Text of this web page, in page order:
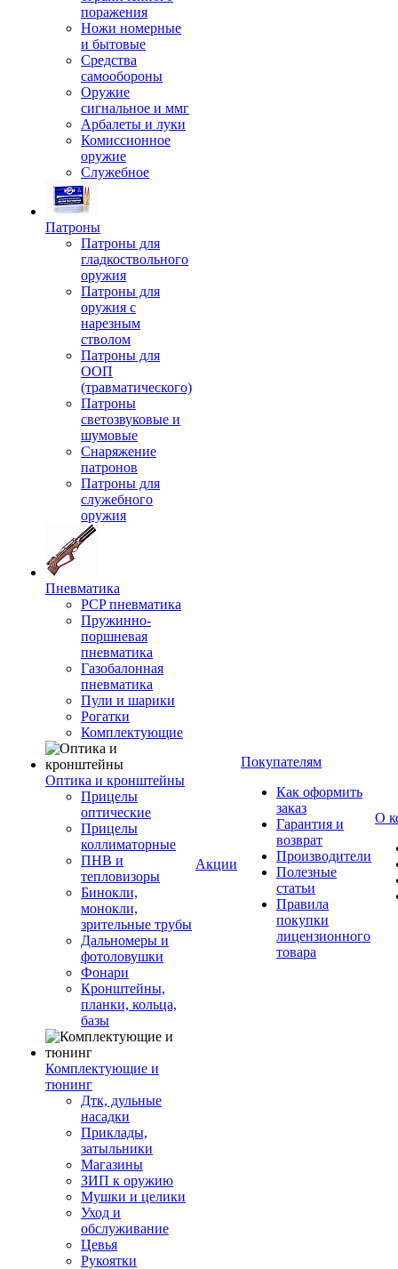
поражения
Ножи номерные
и бытовые
Средства
самообороны
Оружие
сигнальное и ммг
Арбалеты и луки
Комиссионное
оружие
Служебное
Патроны
Патроны для
гладкоствольного
оружия
Патроны для
оружия с
нарезным
стволом
Патроны для
ООП
(травматического)
Патроны
светозвуковые и
шумовые
Снаряжение
патронов
Патроны для
служебного
оружия
Пневматика
PCP пневматика
Пружинно-
поршневая
пневматика
Газобалонная
пневматика
Пули и шарики
Рогатки
Комплектующие
Оптика и кронштейны
Прицелы
оптические
Прицелы
коллиматорные
ПНВ и
тепловизоры
Бинокли,
монокли,
зрительные трубы
Дальномеры и
фотоловушки
Фонари
Кронштейны,
планки, кольца,
базы
Комплектующие и
тюнинг
Дтк, дульные
насадки
Приклады,
затыльники
Магазины
ЗИП к оружию
Мушки и целики
Уход и
обслуживание
Цевья
Рукоятки
Акции
Покупателям
Как оформить
заказ
Гарантия и
возврат
Производители
Полезные
статьи
Правила
покупки
лицензионного
товара
О